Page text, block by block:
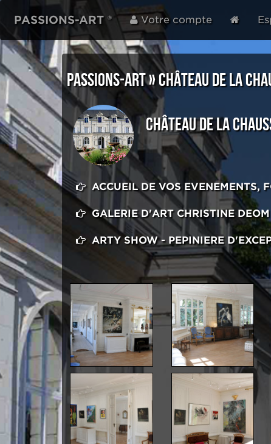
PASSIONS-ART ® Votre compte
PASSIONS-ART»CHÂTEAU DE LA
CHÂTEAU DE LA
ACCUEIL DE VOS EVENEMENTS,
GALERIE D'ART CHRISTINE
ARTY SHOW - PEPINIERE